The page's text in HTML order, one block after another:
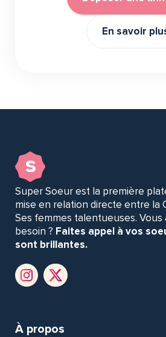
En savoir
s
Super Soeur est la première
mise en relation directe entre la
Ses femmes talentueuses. Vous
besoin ? Faites appel à vos
sont brillantes.
À propos